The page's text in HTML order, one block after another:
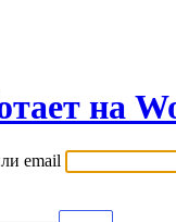
на
email